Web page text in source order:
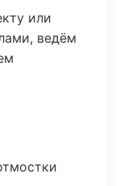
или
ведём